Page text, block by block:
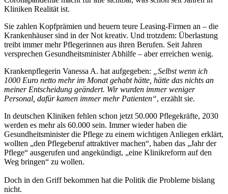
Kliniken Realität ist.
Sie zahlen Kopfprämien und heuern teure Leasing-Firmen an – die
Krankenhäuser sind in der Not kreativ. Und trotzdem: Überlastung
treibt immer mehr Pflegerinnen aus ihren Berufen. Seit Jahren
versprechen Gesundheitsminister Abhilfe – aber erreichen wenig.
Krankenpflegerin Vanessa A. hat aufgegeben:
„Selbst wenn ich
1000 Euro netto mehr im Monat gehabt hätte, hätte das nichts an
meiner Entscheidung geändert. Wir wurden immer weniger
Personal, dafür kamen immer mehr Patienten“, erzählt sie.
In deutschen Kliniken fehlen schon jetzt 50.000 Pflegekräfte, 2030
werden es mehr als 60.000 sein. Immer wieder haben die
Gesundheitsminister die Pflege zu einem wichtigen Anliegen erklärt,
wollten „den Pflegeberuf attraktiver machen“, haben das „Jahr der
Pflege“ ausgerufen und angekündigt, „eine Klinikreform auf den
Weg bringen“ zu wollen.
Doch in den Griff bekommen hat die Politik die Probleme bislang
nicht.